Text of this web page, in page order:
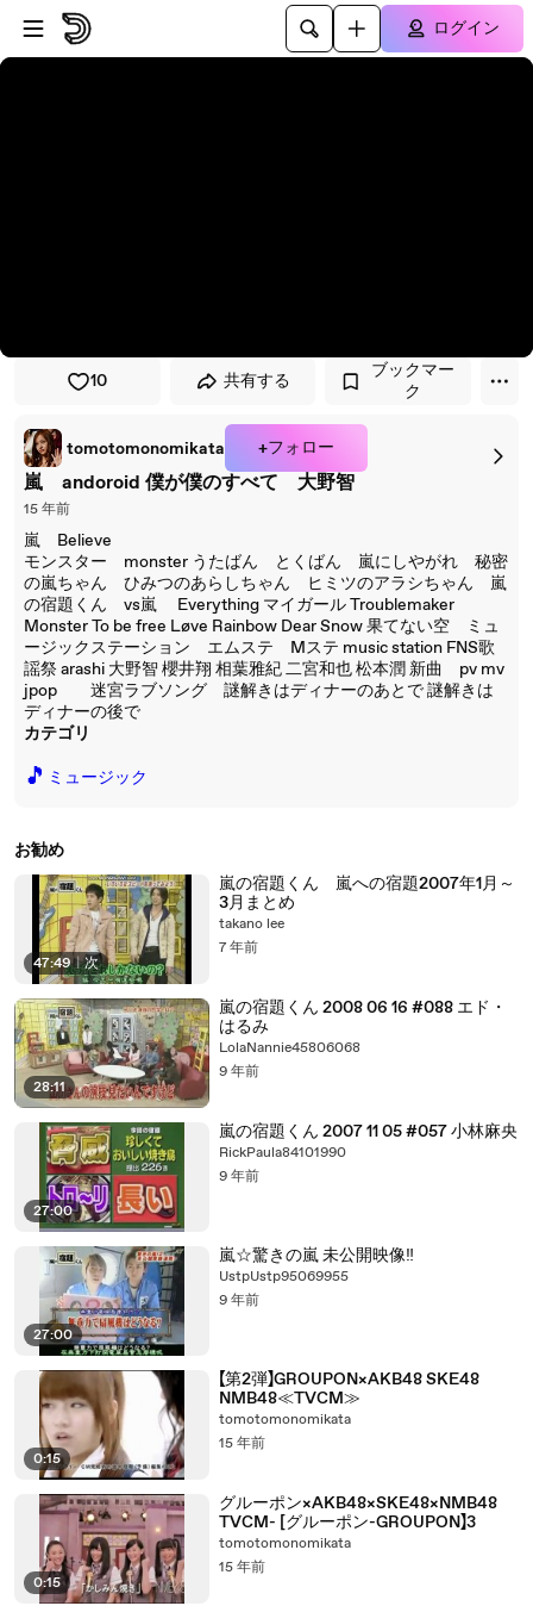
プレイヤーにスキップ
メインコンテンツにスキップ
ログイン
10 共有する
ブックマー
ク
tomotomonomikata +フォロー
嵐 andoroid 僕が僕のすべて 大野智
15 年前
嵐 Believe
モンスター monster うたばん とくばん 嵐にしやがれ 秘密
の嵐ちゃん ひみつのあらしちゃん ヒミツのアラシちゃん 嵐
の宿題くん vs嵐 Everything マイガール Troublemaker
Monster To be free Løve Rainbow Dear Snow 果てない空 ミュ
ージックステーション エムステ Mステ music station FNS歌
謡祭 arashi 大野智 櫻井翔 相葉雅紀 二宮和也 松本潤 新曲 pv mv
jpop 迷宮ラブソング 謎解きはディナーのあとで 謎解きは
ディナーの後で
カテゴリ
🎵 ミュージック
お勧め
47:49 | 次
嵐の宿題くん 嵐への宿題2007年1月～
3月まとめ
takano lee
7 年前
28:11
嵐の宿題くん 2008 06 16 #088 エド・
はるみ
LolaNannie45806068
9 年前
27:00
嵐の宿題くん 2007 11 05 #057 小林麻央
RickPaula84101990
9 年前
27:00
嵐☆驚きの嵐 未公開映像‼
UstpUstp95069955
9 年前
0:15
【第2弾】GROUPON×AKB48 SKE48
NMB48≪TVCM≫
tomotomonomikata
15 年前
0:15
グルーポン×AKB48×SKE48×NMB48
TVCM- [グルーポン-GROUPON】3
tomotomonomikata
15 年前